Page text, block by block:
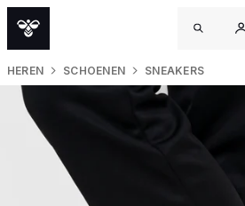
HEREN SCHOENEN SNEAKERS